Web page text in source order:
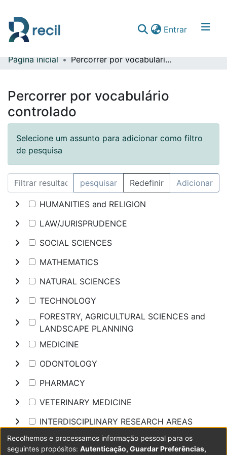
Entrar(current)
Comunidades & Coleções
Página inicial Percorrer por vocabulário controlado
Percorrer por vocabulário
controlado
Selecione um assunto para adicionar como filtro
de pesquisa
pesquisar Redefinir Adicionar
HUMANITIES and RELIGION
LAW/JURISPRUDENCE
SOCIAL SCIENCES
MATHEMATICS
NATURAL SCIENCES
TECHNOLOGY
FORESTRY, AGRICULTURAL SCIENCES and
LANDSCAPE PLANNING
MEDICINE
ODONTOLOGY
PHARMACY
VETERINARY MEDICINE
INTERDISCIPLINARY RESEARCH AREAS
Pesquisar
Recolhemos e processamos informação pessoal para os
seguintes propósitos: Autenticação, Guardar Preferências,